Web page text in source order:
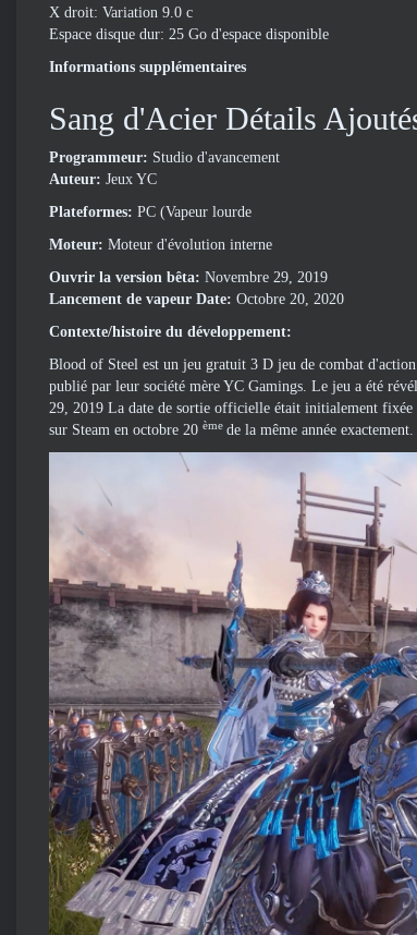
X droit: Variation 9.0 c
Espace disque dur: 25 Go d'espace disponible
Informations supplémentaires
Sang d'Acier Détails
Programmeur: Studio d'avancement
Auteur: Jeux YC
Plateformes: PC (Vapeur lourde
Moteur: Moteur d'évolution interne
Ouvrir la version bêta: Novembre 29, 2019
Lancement de vapeur Date: Octobre 20, 2020
Contexte/histoire du développement:
Blood of Steel est un jeu gratuit 3 D jeu de combat
publié par leur société mère YC Gamings. Le jeu a été
29, 2019 La date de sortie officielle était initialement
sur Steam en octobre 20 ème de la même année exactement.